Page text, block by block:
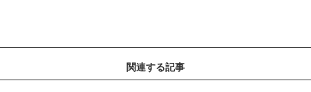
関連する記事